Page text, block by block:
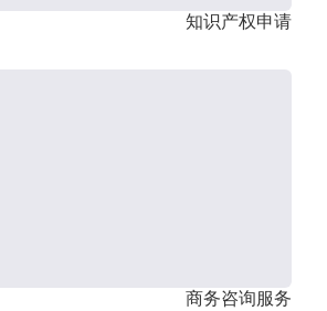
知识产权申请
商务咨询服务